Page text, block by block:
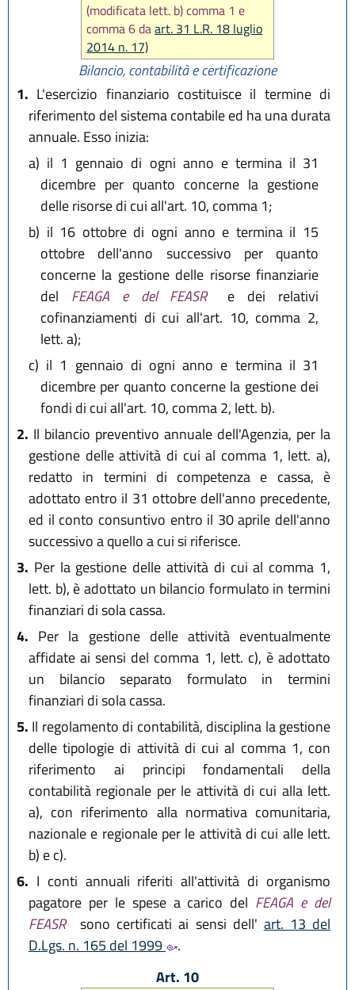
(modificata lett. b) comma 1 e
comma 6 daart. 31 L.R. 18 luglio
2014 n. 17)
Bilancio, contabilità e certificazione
1. L'esercizio finanziario costituisce il termine di
riferimento del sistema contabile ed ha una durata
annuale. Esso inizia:
a) il 1 gennaio di ogni anno e termina il 31
dicembre per quanto concerne la gestione
delle risorse di cui all'art. 10, comma 1;
b) il 16 ottobre di ogni anno e termina il 15
ottobre dell'anno successivo per quanto
concerne la gestione delle risorse finanziarie
del FEAGA e del FEASR
e dei relativi
cofinanziamenti di cui all'art. 10, comma 2,
lett. a);
c) il 1 gennaio di ogni anno e termina il 31
dicembre per quanto concerne la gestione dei
fondi di cui all'art. 10, comma 2, lett. b).
2. Il bilancio preventivo annuale dell'Agenzia, per la
gestione delle attività di cui al comma 1, lett. a),
redatto in termini di competenza e cassa, è
adottato entro il 31 ottobre dell'anno precedente,
ed il conto consuntivo entro il 30 aprile dell'anno
successivo a quello a cui si riferisce.
3. Per la gestione delle attività di cui al comma 1,
lett. b), è adottato un bilancio formulato in termini
finanziari di sola cassa.
4. Per la gestione delle attività eventualmente
affidate ai sensi del comma 1, lett. c), è adottato
un bilancio separato formulato in termini
finanziari di sola cassa.
5. Il regolamento di contabilità, disciplina la gestione
delle tipologie di attività di cui al comma 1, con
riferimento ai principi fondamentali della
contabilità regionale per le attività di cui alla lett.
a), con riferimento alla normativa comunitaria,
nazionale e regionale per le attività di cui alle lett.
b) e c).
6. I conti annuali riferiti all'attività di organismo
pagatore per le spese a carico del FEAGA e del
FEASR sono certificati ai sensi dell' art. 13 del
D.Lgs. n. 165 del 1999
.
Art. 10